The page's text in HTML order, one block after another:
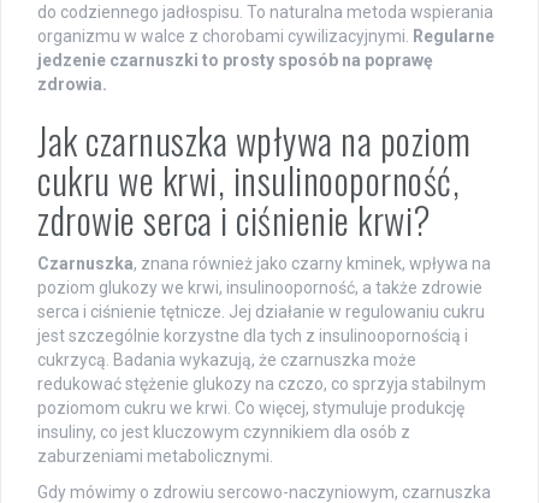
do codziennego jadłospisu. To naturalna metoda wspierania
organizmu w walce z chorobami cywilizacyjnymi.
Regularne
jedzenie czarnuszki to prosty sposób na poprawę
zdrowia.
Jak czarnuszka wpływa na poziom
cukru we krwi, insulinooporność,
zdrowie serca i ciśnienie krwi?
Czarnuszka, znana również jako czarny kminek, wpływa na
poziom glukozy we krwi, insulinooporność, a także zdrowie
serca i ciśnienie tętnicze. Jej działanie w regulowaniu cukru
jest szczególnie korzystne dla tych z insulinoopornością i
cukrzycą. Badania wykazują, że czarnuszka może
redukować stężenie glukozy na czczo, co sprzyja stabilnym
poziomom cukru we krwi. Co więcej, stymuluje produkcję
insuliny, co jest kluczowym czynnikiem dla osób z
zaburzeniami metabolicznymi.
Gdy mówimy o zdrowiu sercowo-naczyniowym, czarnuszka